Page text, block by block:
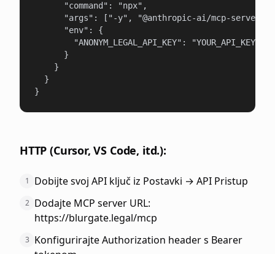
      "command": "npx",
"args": ["-y", "@anthropic-ai/mcp-server-
      "env": {
        "ANONYM_LEGAL_API_KEY": "YOUR_API_KEY"
      }
    }
  }
}
HTTP (Cursor, VS Code, itd.):
1 Dobijte svoj API ključ iz Postavki → API Pristup
2 Dodajte MCP server URL:
https://blurgate.legal/mcp
3 Konfigurirajte Authorization header s Bearer